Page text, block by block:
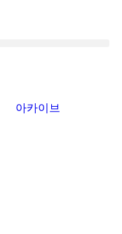
아카이브